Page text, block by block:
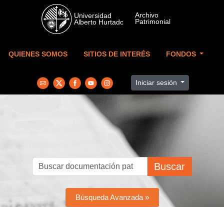
Skip to main content
QUIENES SOMOS SITIOS DE INTERÉS FONDOS
Iniciar sesión
Buscar
Búsqueda Avanzada »